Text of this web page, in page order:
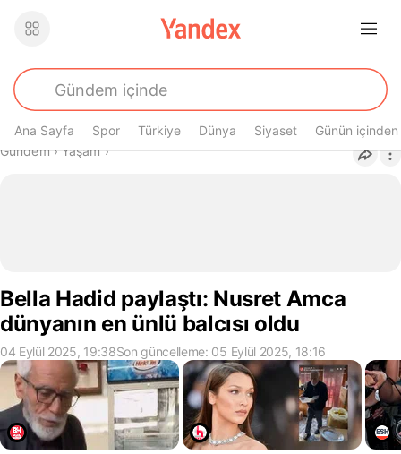
Ana Sayfa Spor Türkiye Dünya Siyaset Günün içinden
Buradasın
Gündem› Yaşam›
Bella Hadid paylaştı: Nusret Amca
dünyanın en ünlü balcısı oldu
04 Eylül 2025, 19:38Son güncelleme: 05 Eylül 2025, 18:16